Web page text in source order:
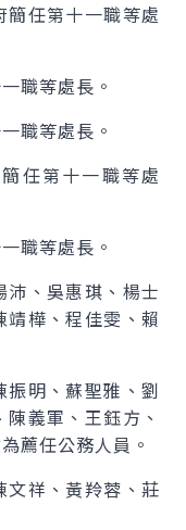
任第十一職等處
職等處長。
職等處長。
任第十一職等處
職等處長。
、吳惠琪、楊士
樺、程佳雯、賴
明、蘇聖雅、劉
義軍、王鈺方、
薦任公務人員。
祥、黃羚蓉、莊